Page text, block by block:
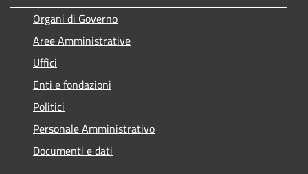
Organi di Governo
Aree Amministrative
Uffici
Enti e fondazioni
Politici
Personale Amministrativo
Documenti e dati